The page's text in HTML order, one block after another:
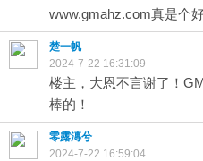
www.gmahz.com真是个
楚一帆
2024-7-22 16:31:09
楼主，大恩不言谢了！
棒的！
零露漙兮
2024-7-22 16:59:04